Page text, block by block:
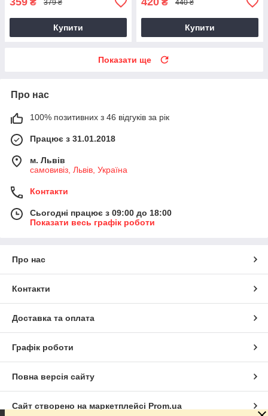
₴ 379 ₴
Купити
₴ 440 ₴
Купити
Показати ще
Про нас
100% позитивних з 46 відгуків за рік
Працює з 31.01.2018
м. Львів
самовивіз, Львів, Україна
Контакти
Сьогодні працює з 09:00 до 18:00
Показати весь графік роботи
Про нас
Контакти
Доставка та оплата
Графік роботи
Повна версія сайту
Сайт створено на маркетплейсі Prom.ua